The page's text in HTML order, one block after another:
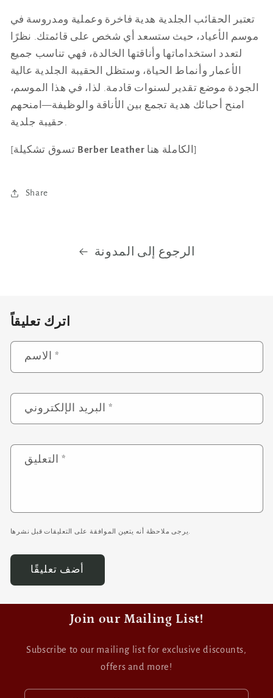
تعتبر الحقائب الجلدية هدية فاخرة وعملية ومدروسة في
موسم الأعياد، حيث ستسعد أي شخص على قائمتك. نظرًا
لتعدد استخداماتها وأناقتها الخالدة، فهي تناسب جميع
الأعمار وأنماط الحياة، وستظل الحقيبة الجلدية عالية
الجودة موضع تقدير لسنوات قادمة. لذا، في هذا الموسم،
امنح أحبائك هدية تجمع بين الأناقة والوظيفة—امنحهم
حقيبة جلدية.
Berber Leather الكاملة هنا]
Share
الرجوع إلى المدونة
اترك تعليقاً
الاسم*
البريد الإلكتروني*
التعليق*
يرجى ملاحظة أنه يتعين الموافقة على التعليقات قبل نشرها.
Join our Mailing List!
Subscribe to our mailing list for exclusive discounts,
offers and more!